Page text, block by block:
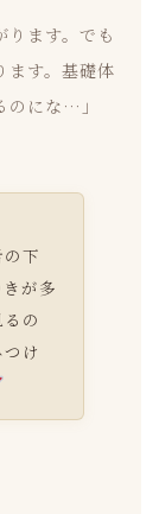
ます。でも
ます。基礎体
のにな…」
下
が多
の
け